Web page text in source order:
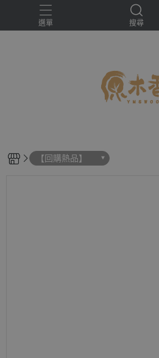
選單 搜尋
【回購熱品】